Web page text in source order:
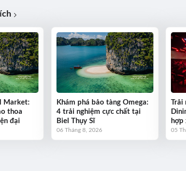
Market:
thoa
đại
Khám phá bảo tàng Omega:
4 trải nghiệm cực chất tại
Biel Thụy Sĩ
06 Tháng 8, 2026
Trải
hợp
05